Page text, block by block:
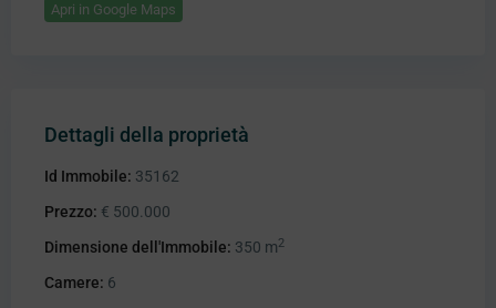
Apri in Google Maps
Dettagli della proprietà
Id Immobile: 35162
Prezzo: € 500.000
Dimensione dell'Immobile: 350 m2
Camere: 6